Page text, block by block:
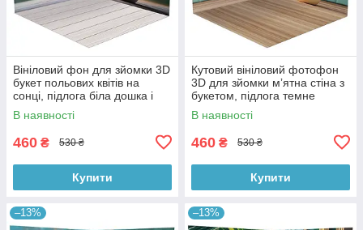
Вініловий фон для зйомки 3D
букет польових квітів на
сонці, підлога біла дошка і
тепле дерево, 50×50 см,
№58617
В наявності
460 ₴ 530 ₴
Купити
Кутовий вініловий фотофон
3D для зйомки мʼятна стіна з
букетом, підлога темне
дерево, 50×50 см, №58620
В наявності
460 ₴ 530 ₴
Купити
–13% –13%